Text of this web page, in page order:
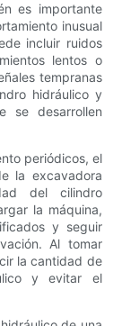
es importante
inusual
incluir ruidos
lentos o
tempranas
hidráulico y
se desarrollen
periódicos, el
la excavadora
del cilindro
la máquina,
y seguir
Al tomar
la cantidad de
y evitar el